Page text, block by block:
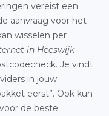
vereist een
aanvraag voor het
wisselen per
in Heeswijk-
Je vindt
in jouw
eerst”. Ook kun
de beste